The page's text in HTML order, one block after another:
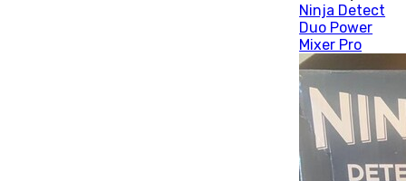
Ninja Detect
Duo Power
Mixer Pro